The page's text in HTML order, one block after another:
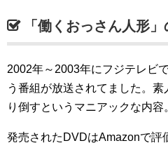
「働くおっさん人形
2002年～2003年にフジテレビ
う番組が放送されてました。
り倒すというマニアックな内容
発売されたDVDはAmazonで評